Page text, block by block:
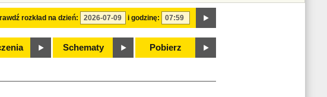
rozkład na dzień: i godzinę:
Schematy Pobierz